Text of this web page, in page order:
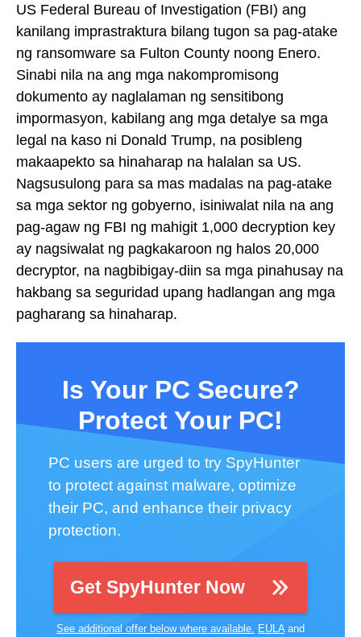
US Federal Bureau of Investigation (FBI) ang
kanilang imprastraktura bilang tugon sa pag-atake
ng ransomware sa Fulton County noong Enero.
Sinabi nila na ang mga nakompromisong
dokumento ay naglalaman ng sensitibong
impormasyon, kabilang ang mga detalye sa mga
legal na kaso ni Donald Trump, na posibleng
makaapekto sa hinaharap na halalan sa US.
Nagsusulong para sa mas madalas na pag-atake
sa mga sektor ng gobyerno, isiniwalat nila na ang
pag-agaw ng FBI ng mahigit 1,000 decryption key
ay nagsiwalat ng pagkakaroon ng halos 20,000
decryptor, na nagbibigay-diin sa mga pinahusay na
hakbang sa seguridad upang hadlangan ang mga
pagharang sa hinaharap.
Is Your PC Secure?
Protect Your PC!
PC users are urged to try SpyHunter
to protect against malware, optimize
their PC, and enhance their privacy
protection.
Get SpyHunter Now
See additional offer below where available. EULAand